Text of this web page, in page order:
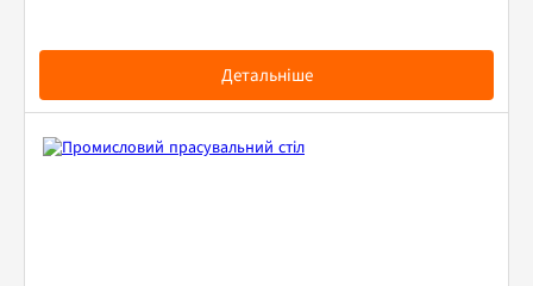
Детальніше